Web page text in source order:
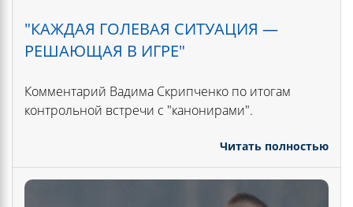
"КАЖДАЯ ГОЛЕВАЯ СИТУАЦИЯ —
РЕШАЮЩАЯ В ИГРЕ"
Комментарий Вадима Скрипченко по итогам
контрольной встречи с "канонирами".
Читать полностью